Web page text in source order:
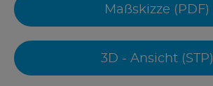
Maßskizze (PDF)
3D - Ansicht (STP)